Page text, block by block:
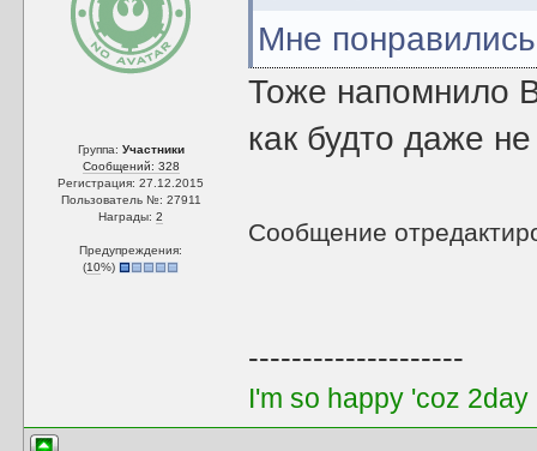
Группа: Участники
Сообщений: 328
Регистрация: 27.12.2015
Пользователь №: 27911
Награды:2
Предупреждения:
(10%)
Мне
Тоже напомнило
как будто даже
Сообщение
--------------------
I'm so happy 'coz